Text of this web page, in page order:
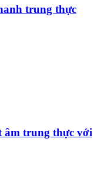
trung thực
âm trung thực với